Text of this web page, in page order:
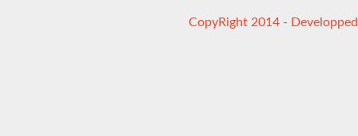
CopyRight 2014 -